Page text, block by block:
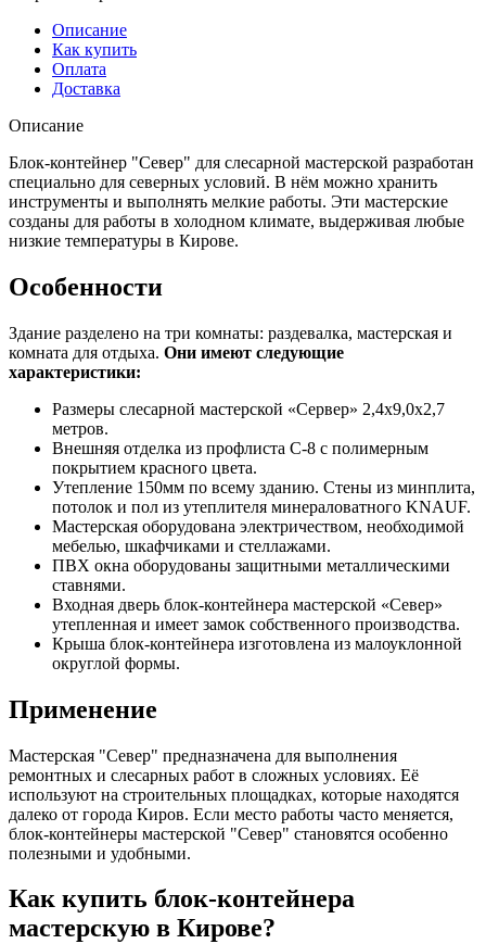
Описание
Как купить
Оплата
Доставка
Описание
Блок-контейнер "Север" для слесарной мастерской разработан
специально для северных условий. В нём можно хранить
инструменты и выполнять мелкие работы. Эти мастерские
созданы для работы в холодном климате, выдерживая любые
низкие температуры в Кирове.
Особенности
Здание разделено на три комнаты: раздевалка, мастерская и
комната для отдыха. Они имеют следующие
характеристики:
Размеры слесарной мастерской «Сервер» 2,4х9,0х2,7
метров.
Внешняя отделка из профлиста С-8 с полимерным
покрытием красного цвета.
Утепление 150мм по всему зданию. Стены из минплита,
потолок и пол из утеплителя минераловатного KNAUF.
Мастерская оборудована электричеством, необходимой
мебелью, шкафчиками и стеллажами.
ПВХ окна оборудованы защитными металлическими
ставнями.
Входная дверь блок-контейнера мастерской «Север»
утепленная и имеет замок собственного производства.
Крыша блок-контейнера изготовлена из малоуклонной
округлой формы.
Применение
Мастерская "Север" предназначена для выполнения
ремонтных и слесарных работ в сложных условиях. Её
используют на строительных площадках, которые находятся
далеко от города Киров. Если место работы часто меняется,
блок-контейнеры мастерской "Север" становятся особенно
полезными и удобными.
Как купить блок-контейнера
мастерскую в Кирове?